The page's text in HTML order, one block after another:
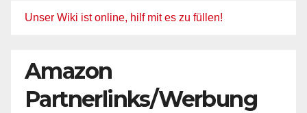
Unser Wiki ist online, hilf mit es zu füllen!
Amazon
Partnerlinks/Werbung